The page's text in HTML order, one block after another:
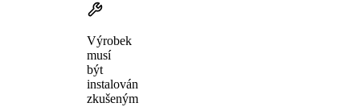
Výrobek
musí
být
instalován
zkušeným